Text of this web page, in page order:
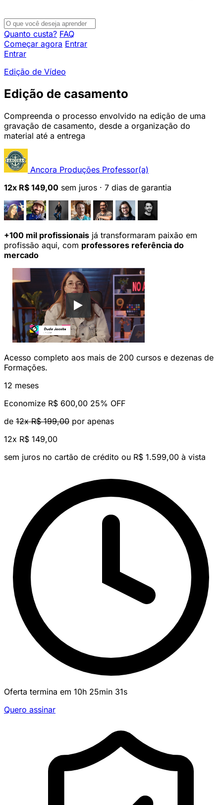
Quanto custa? FAQ
Começar agora Entrar
Entrar
Edição de Vídeo
Edição de casamento
Compreenda o processo envolvido na edição de uma
gravação de casamento, desde a organização do
material até a entrega
Ancora Produções Professor(a)
12x R$ 149,00 sem juros · 7 dias de garantia
+100 mil profissionais já transformaram paixão em
profissão aqui, com professores referência do
mercado
Acesso completo aos mais de 200 cursos e dezenas de
Formações.
12 meses
Economize R$ 600,00 25% OFF
de 12x R$ 199,00 por apenas
12x R$ 149,00
sem juros no cartão de crédito ou R$ 1.599,00 à vista
Oferta termina em 10h 25min 31s
Quero assinar